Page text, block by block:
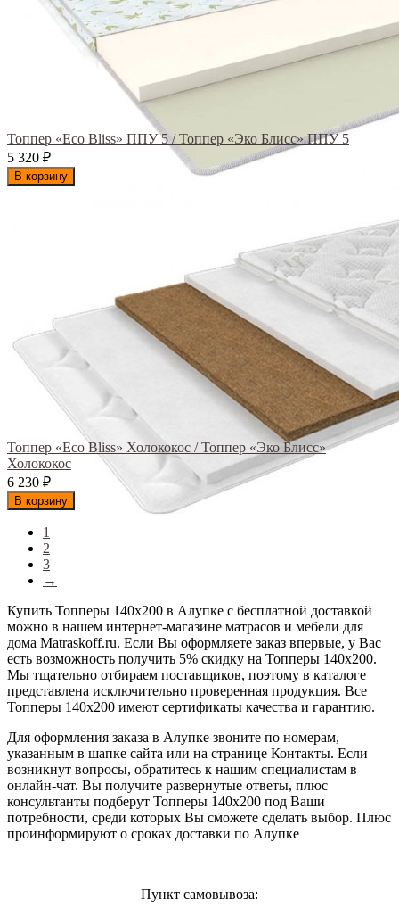
Топпер «Eco Bliss» ППУ 5 / Топпер «Эко Блисс» ППУ 5
5 320 ₽
В корзину
Топпер «Eco Bliss» Холококос / Топпер «Эко Блисс»
Холококос
6 230 ₽
В корзину
1
2
3
→
Купить Топперы 140х200 в Алупке с бесплатной доставкой
можно в нашем интернет-магазине матрасов и мебели для
дома Matraskoff.ru. Если Вы оформляете заказ впервые, у Вас
есть возможность получить 5% скидку на Топперы 140х200.
Мы тщательно отбираем поставщиков, поэтому в каталоге
представлена исключительно проверенная продукция. Все
Топперы 140х200 имеют сертификаты качества и гарантию.
Для оформления заказа в Алупке звоните по номерам,
указанным в шапке сайта или на странице Контакты. Если
возникнут вопросы, обратитесь к нашим специалистам в
онлайн-чат. Вы получите развернутые ответы, плюс
консультанты подберут Топперы 140х200 под Ваши
потребности, среди которых Вы сможете сделать выбор. Плюс
проинформируют о сроках доставки по Алупке
Пункт самовывоза: